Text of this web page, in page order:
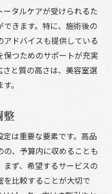
イルの提案
ーション効果
るスタイルチェンジ
識とヒント
性
タルケアが受けられるた
きます。特に、施術後の
ドバイスも提供している
つためのサポートが充実
と質の高さは、美容室選
。
整
は重要な要素です。高品
、予算内に収めることも
ず、希望するサービスの
比較することが大切で